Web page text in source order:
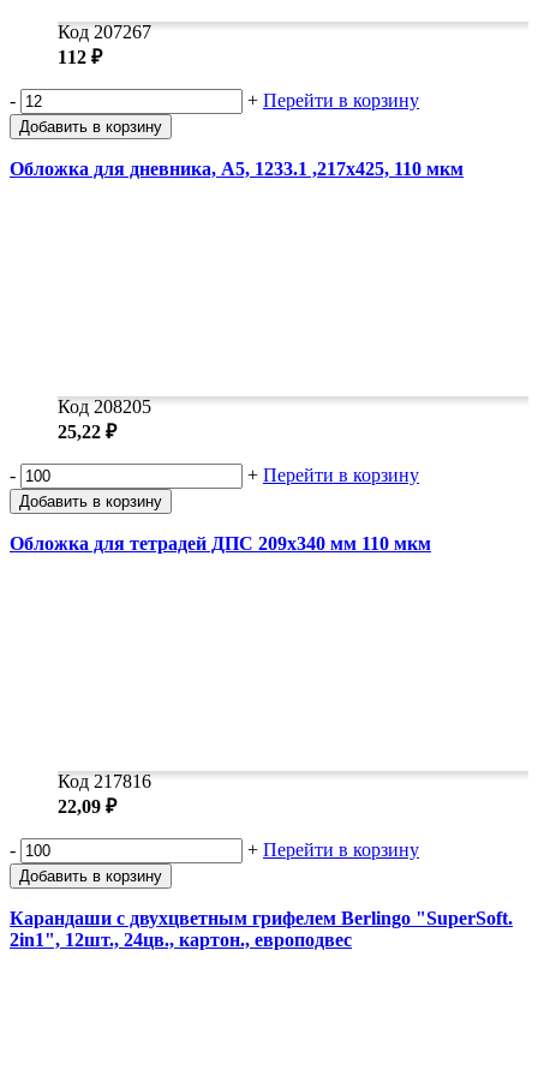
Код 207267
112 ₽
- + Перейти в корзину
Добавить в корзину
Обложка для дневника, А5, 1233.1 ,217x425, 110 мкм
Код 208205
25,22 ₽
- + Перейти в корзину
Добавить в корзину
Обложка для тетрадей ДПС 209x340 мм 110 мкм
Код 217816
22,09 ₽
- + Перейти в корзину
Добавить в корзину
Карандаши с двухцветным грифелем Berlingo "SuperSoft.
2in1", 12шт., 24цв., картон., европодвес